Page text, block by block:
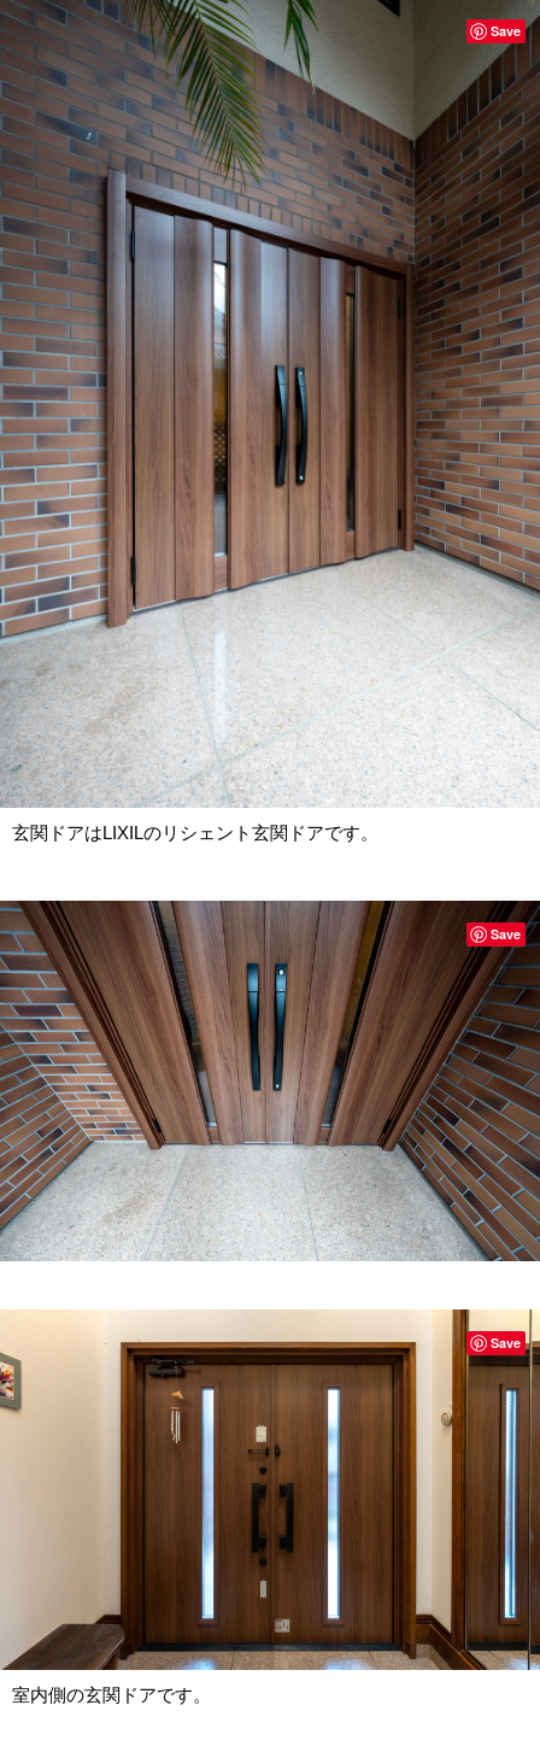
玄関ドアはLIXILのリシェント玄関ドアです。
Save
Save
室内側の玄関ドアです。
Save